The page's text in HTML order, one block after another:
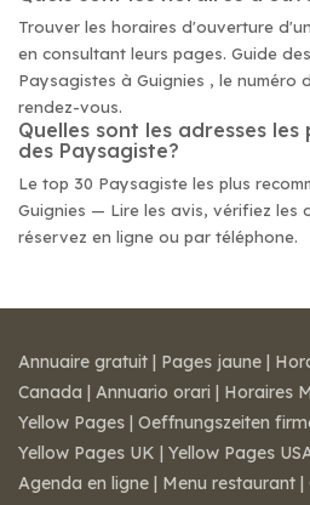
Trouver les horaires d'ouverture
en consultant leurs pages. Guide
Paysagistes à Guignies , le numéro
rendez-vous.
Quelles sont les adresses les
des Paysagiste?
Le top 30 Paysagiste les plus
Guignies — Lire les avis, vérifiez les
réservez en ligne ou par téléphone.
Annuaire gratuit | Pages jaune |
Canada | Annuario orari | Horaires
Yellow Pages | Oeffnungszeiten
Yellow Pages UK | Yellow Pages
Agenda en ligne | Menu restaurant |